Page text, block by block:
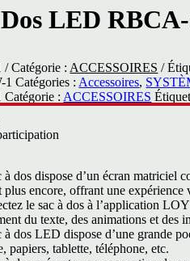
LED
Catégorie :ACCESSOIRES
1 Catégories :Accessoires,
Catégorie :ACCESSOIRES
à dos dispose d’un écran matriciel
plus encore, offrant une expérience
le sac à dos à l’application
du texte, des animations et des
à dos LED dispose d’une grande
papiers, tablette, téléphone, etc.